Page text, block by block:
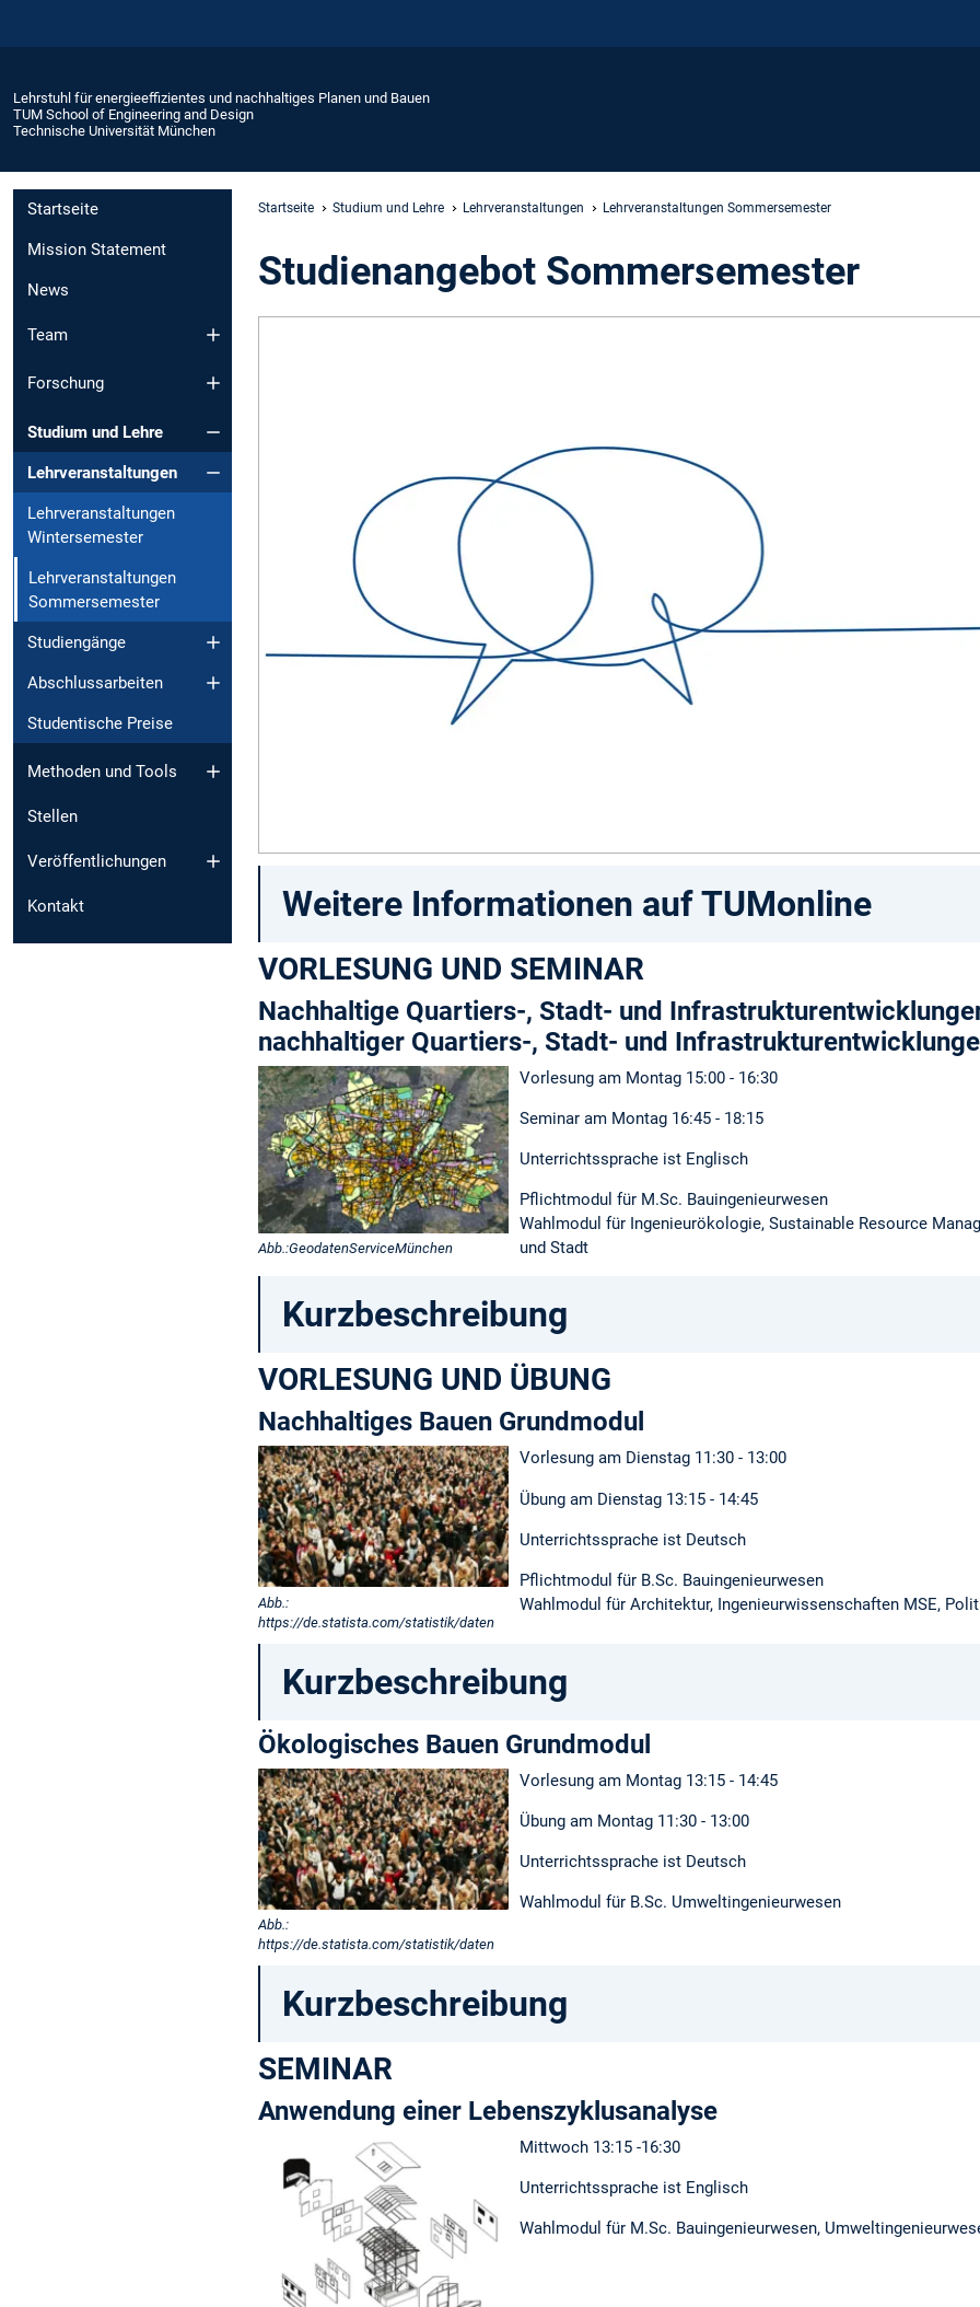
Lehrstuhl für energieeffizientes und nachhaltiges Planen und Bauen
TUM School of Engineering and Design
Technische Universität München
Startseite
Mission Statement
News
Team
Forschung
Studium und Lehre
Lehrveranstaltungen
Lehrveranstaltungen
Wintersemester
Lehrveranstaltungen
Sommersemester
Studiengänge
Abschlussarbeiten
Studentische Preise
Methoden und Tools
Stellen
Veröffentlichungen
Kontakt
Startseite Studium und Lehre Lehrveranstaltungen Lehrveranstaltungen Sommersemester
Studienangebot Sommersemester
Weitere Informationen auf TUMonline
VORLESUNG UND SEMINAR
Nachhaltige Quartiers-, Stadt- und
nachhaltiger Quartiers-, Stadt- und
Abb.:GeodatenServiceMünchen
Vorlesung am Montag 15:00 - 16:30
Seminar am Montag 16:45 - 18:15
Unterrichtssprache ist Englisch
Pflichtmodul für M.Sc. Bauingenieurwesen
Wahlmodul für Ingenieurökologie, Sustainable Resource
und Stadt
Kurzbeschreibung
VORLESUNG UND ÜBUNG
Nachhaltiges Bauen Grundmodul
Abb.:
https://de.statista.com/statistik/daten
Vorlesung am Dienstag 11:30 - 13:00
Übung am Dienstag 13:15 - 14:45
Unterrichtssprache ist Deutsch
Pflichtmodul für B.Sc. Bauingenieurwesen
Wahlmodul für Architektur, Ingenieurwissenschaften MSE,
Kurzbeschreibung
Ökologisches Bauen Grundmodul
Abb.:
https://de.statista.com/statistik/daten
Vorlesung am Montag 13:15 - 14:45
Übung am Montag 11:30 - 13:00
Unterrichtssprache ist Deutsch
Wahlmodul für B.Sc. Umweltingenieurwesen
Kurzbeschreibung
SEMINAR
Anwendung einer Lebenszyklusanalyse
Mittwoch 13:15 -16:30
Unterrichtssprache ist Englisch
Wahlmodul für M.Sc. Bauingenieurwesen,